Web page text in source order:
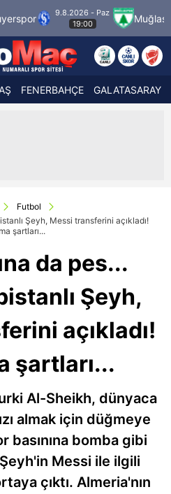
9.8.2026 - Paz
19:00
Muğlaspor
FENERBAHÇE GALATASARAY
Futbol
Şeyh, Messi transferini açıkladı!
şartları...
da pes...
Şeyh,
açıkladı!
şartları...
Al-Sheikh, dünyaca
almak için düğmeye
basınına bomba gibi
Messi ile ilgili
çıktı. Almeria'nın